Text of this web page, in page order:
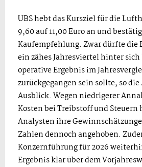
UBS hebt das Kursziel für die
9,60 auf 11,00 Euro an und
Kaufempfehlung. Zwar dürfte die
ein zähes Jahresviertel hinter sich
operative Ergebnis im
zurückgegangen sein sollte, so
Ausblick. Wegen niedrigerer
Kosten bei Treibstoff und Steuern
Analysten ihre
Zahlen dennoch angehoben.
Konzernführung für 2026
Ergebnis klar über dem